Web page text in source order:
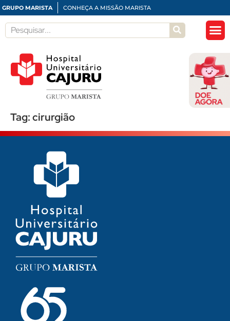
GRUPO MARISTA CONHEÇA A MISSÃO MARISTA
Tag:cirurgião